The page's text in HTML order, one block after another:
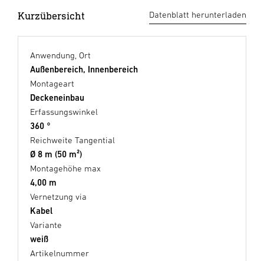
Kurzübersicht Datenblatt herunterladen
Anwendung, Ort
Außenbereich, Innenbereich
Montageart
Deckeneinbau
Erfassungswinkel
360 °
Reichweite Tangential
Ø 8 m (50 m²)
Montagehöhe max
4,00 m
Vernetzung via
Kabel
Variante
weiß
Artikelnummer